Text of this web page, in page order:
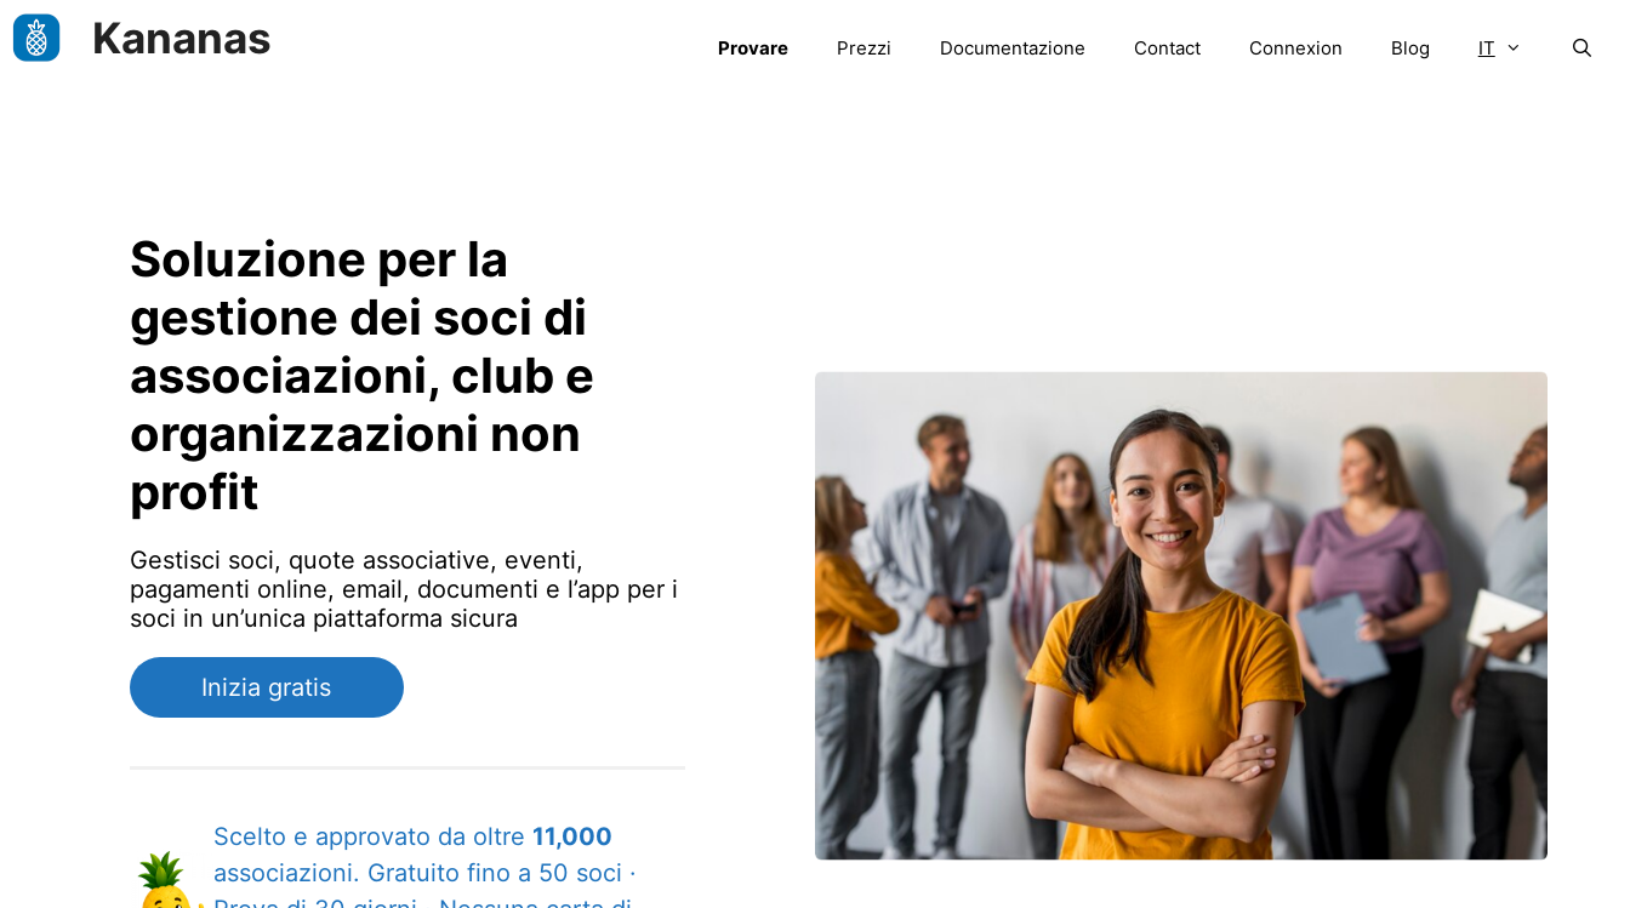
Aller
Kananas Provare Prezzi Documentazione Contact Connexion Blog IT
Soluzione per la
gestione dei soci di
associazioni, club e
organizzazioni non
profit
Gestisci soci, quote associative, eventi,
pagamenti online, email, documenti e l’app per i
soci in un’unica piattaforma sicura
Inizia gratis
Scelto e approvato da oltre 11,000
associazioni. Gratuito fino a 50 soci ·